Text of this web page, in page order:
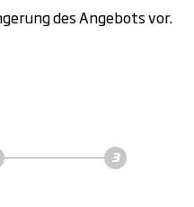
des Angebots vor.